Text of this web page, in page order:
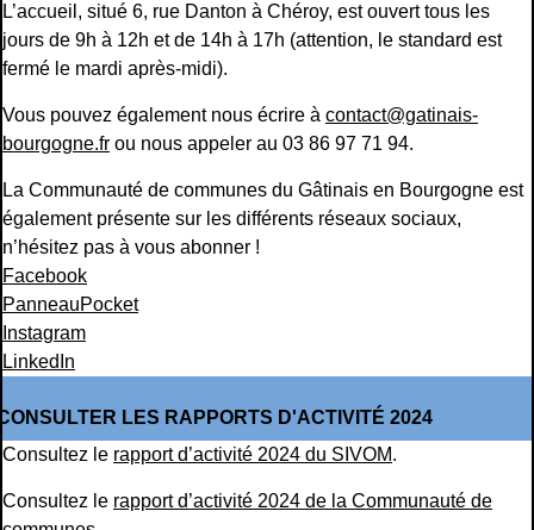
L’accueil, situé 6, rue Danton à Chéroy, est ouvert tous les
jours de 9h à 12h et de 14h à 17h (attention, le standard est
fermé le mardi après-midi).
Vous pouvez également nous écrire à contact@gatinais-
bourgogne.fr ou nous appeler au 03 86 97 71 94.
La Communauté de communes du Gâtinais en Bourgogne est
également présente sur les différents réseaux sociaux,
n’hésitez pas à vous abonner !
Facebook
PanneauPocket
Instagram
LinkedIn
LES RAPPORTS D'ACTIVITÉ 2024
Consultez le rapport d’activité 2024 du SIVOM.
Consultez le rapport d’activité 2024 de la Communauté de